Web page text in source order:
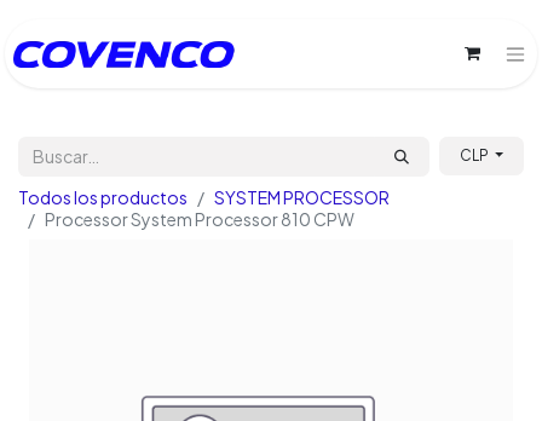
CLP
Todos los productos
SYSTEM PROCESSOR
Processor System Processor 810 CPW